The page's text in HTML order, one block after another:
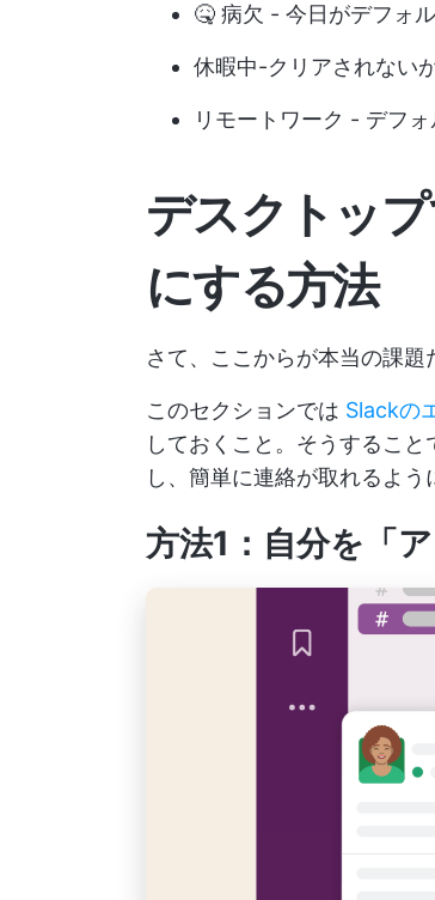
🤒 病欠 - 今日がデフォ
休暇中-クリアされない
リモートワーク - デフォ
デスクトッ
にする方法
さて、ここからが本当の課題
このセクションでは Slackの
しておくこと。そうするこ
し、簡単に連絡が取れるよう
方法1：自分を「